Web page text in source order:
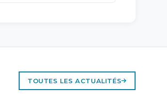
TOUTES LES ACTUALITÉS